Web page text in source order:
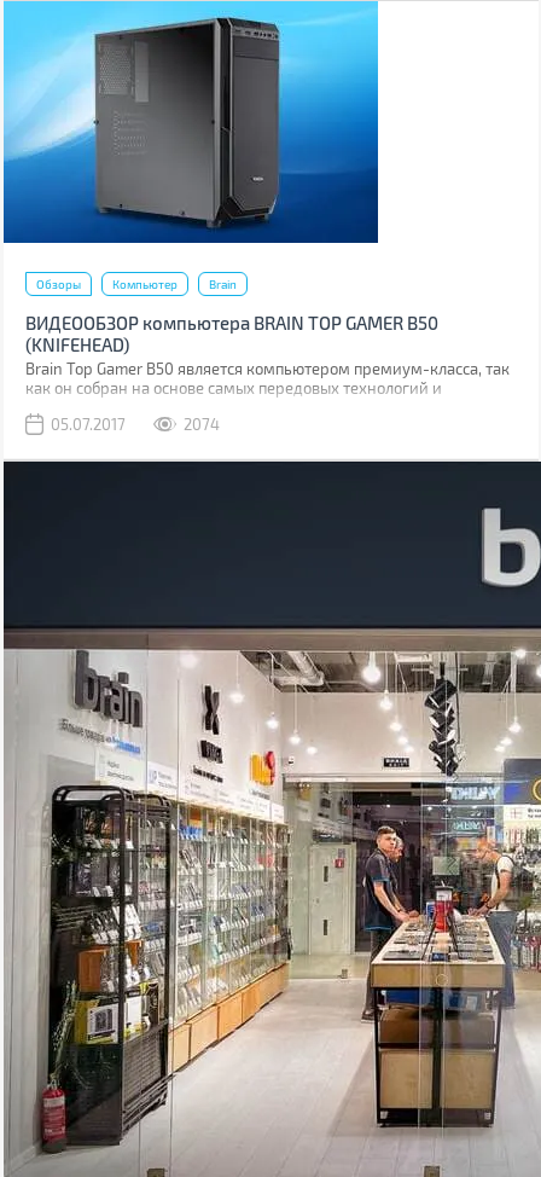
цифровые пучины. Обеспечить инкогнито и сохранность
банковских счетов помогает ряд сервисов и технологий, об одной
из которых, а именно о VPN, мы и поговорим в данной статье.
Обзоры Компьютер Brain
ВИДЕООБЗОР компьютера BRAIN TOP GAMER B50
(KNIFEHEAD)
Brain Top Gamer B50 является компьютером премиум-класса, так
как он собран на основе самых передовых технологий и
05.07.2017
2074